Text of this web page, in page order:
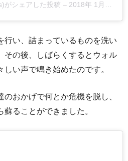
がシェアした投稿 – 2018年 1月月13日午前11時55分PST
行い、詰まっているものを洗い
その後、しばらくするとウォル
い声で鳴き始めたのです。
おかげで何とか危機を脱し、
ることができました。